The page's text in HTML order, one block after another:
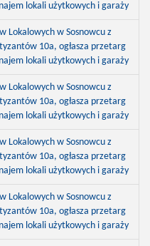
lokali użytkowych i garaży
Lokalowych w Sosnowcu z
10a, ogłasza przetarg
lokali użytkowych i garaży
Lokalowych w Sosnowcu z
10a, ogłasza przetarg
lokali użytkowych i garaży
Lokalowych w Sosnowcu z
10a, ogłasza przetarg
lokali użytkowych i garaży
Lokalowych w Sosnowcu z
10a, ogłasza przetarg
lokali użytkowych i garaży